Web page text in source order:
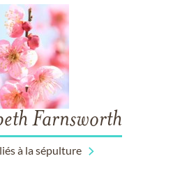
Farnsworth
à la sépulture